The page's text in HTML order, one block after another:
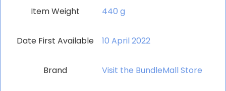
Item Weight ‎440 g
Date First Available 10 April 2022
Brand Visit the BundleMall Store